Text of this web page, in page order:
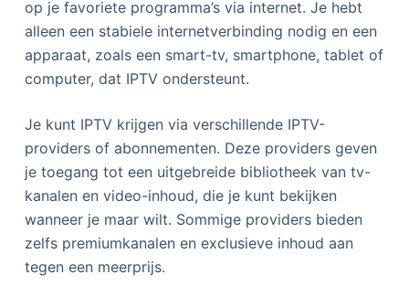
op je favoriete programma’s via internet. Je hebt
alleen een stabiele internetverbinding nodig en een
apparaat, zoals een smart-tv, smartphone, tablet of
computer, dat IPTV ondersteunt.
Je kunt IPTV krijgen via verschillende IPTV-
providers of abonnementen. Deze providers geven
je toegang tot een uitgebreide bibliotheek van tv-
kanalen en video-inhoud, die je kunt bekijken
wanneer je maar wilt. Sommige providers bieden
zelfs premiumkanalen en exclusieve inhoud aan
tegen een meerprijs.